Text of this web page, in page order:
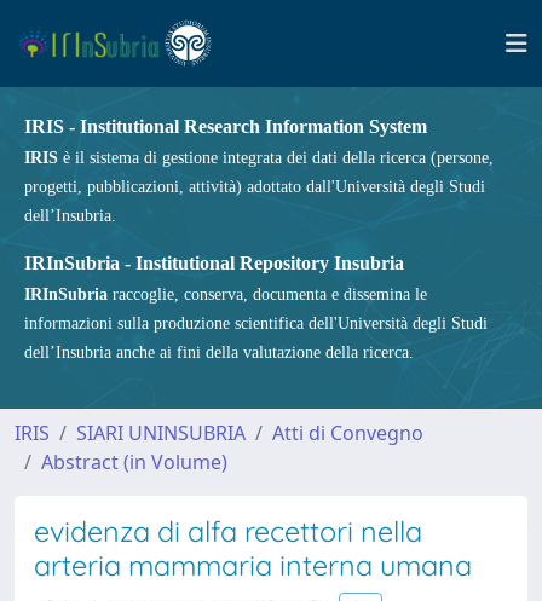
IRIS - Institutional Research Information System
IRIS è il sistema di gestione integrata dei dati della ricerca (persone,
progetti, pubblicazioni, attività) adottato dall'Università degli Studi
dell’Insubria.
IRInSubria - Institutional Repository Insubria
IRInSubria raccoglie, conserva, documenta e dissemina le
informazioni sulla produzione scientifica dell'Università degli Studi
dell’Insubria anche ai fini della valutazione della ricerca.
IRIS SIARI UNINSUBRIA
Atti di Convegno
Abstract (in Volume)
evidenza di alfa recettori nella
arteria mammaria interna umana